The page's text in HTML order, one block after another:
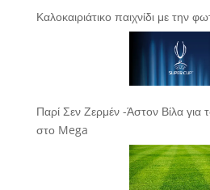
Καλοκαιριάτικο παιχνίδι με την
Παρί Σεν Ζερμέν -Άστον Βίλα για
στο Mega